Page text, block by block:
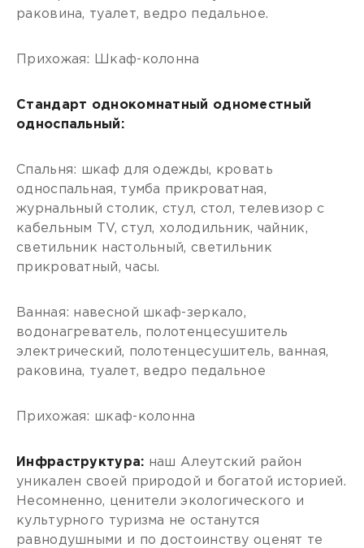
раковина, туалет, ведро педальное.
Прихожая: Шкаф-колонна
Стандарт однокомнатный одноместный
односпальный:
Спальня: шкаф для одежды, кровать
односпальная, тумба прикроватная,
журнальный столик, стул, стол, телевизор с
кабельным ТV, стул, холодильник, чайник,
светильник настольный, светильник
прикроватный, часы.
Ванная: навесной шкаф-зеркало,
водонагреватель, полотенцесушитель
электрический, полотенцесушитель, ванная,
раковина, туалет, ведро педальное
Прихожая: шкаф-колонна
Инфраструктура: наш Алеутский район
уникален своей природой и богатой историей.
Несомненно, ценители экологического и
культурного туризма не останутся
равнодушными и по достоинству оценят те